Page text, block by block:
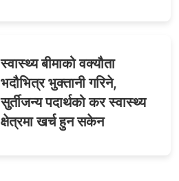
स्वास्थ्य बीमाको वक्यौता
भदौभित्र भुक्तानी गरिने,
सुर्तीजन्य पदार्थको कर स्वास्थ्य
क्षेत्रमा खर्च हुन सकेन